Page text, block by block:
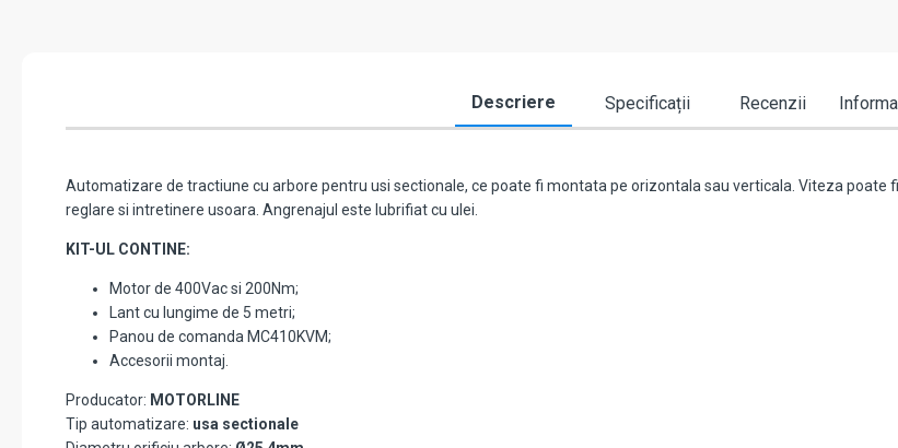
Descriere Specificații Recenzii
Automatizare de tractiune cu arbore pentru usi sectionale, ce poate fi montata pe orizontala sau verticala. Viteza poate
reglare si intretinere usoara. Angrenajul este lubrifiat cu ulei.
KIT-UL CONTINE:
Motor de 400Vac si 200Nm;
Lant cu lungime de 5 metri;
Panou de comanda MC410KVM;
Accesorii montaj.
Producator: MOTORLINE
Tip automatizare: usa sectionale